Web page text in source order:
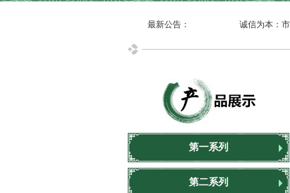
最新公告：诚信为本：市场永远在变，诚
第一系列
第二系列